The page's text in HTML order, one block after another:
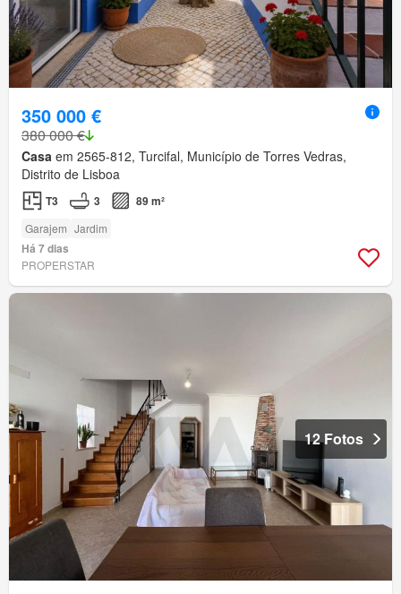
350 000 €
380 000 €
Casa em 2565-812, Turcifal, Município de Torres Vedras,
Distrito de Lisboa
T3 3 89 m²
Garajem Jardim
Há 7 dias
PROPERSTAR
12 Fotos